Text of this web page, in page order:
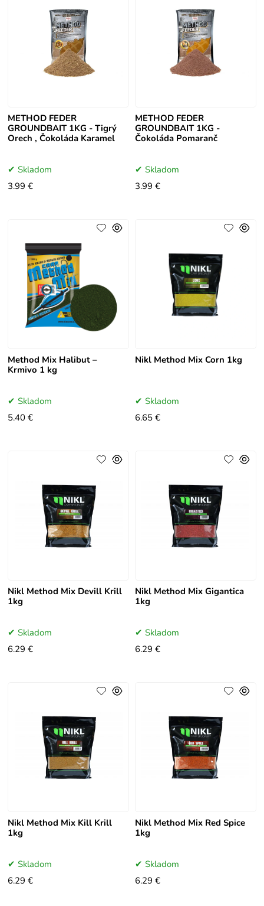
METHOD FEDER
GROUNDBAIT 1KG - Tigrý
Orech , Čokoláda Karamel
Skladom
3.99 €
METHOD FEDER
GROUNDBAIT 1KG -
Čokoláda Pomaranč
Skladom
3.99 €
Method Mix Halibut –
Krmivo 1 kg
Skladom
5.40 €
Nikl Method Mix Corn 1kg
Skladom
6.65 €
Nikl Method Mix Devill Krill
1kg
Skladom
6.29 €
Nikl Method Mix Gigantica
1kg
Skladom
6.29 €
Nikl Method Mix Kill Krill
1kg
Skladom
6.29 €
Nikl Method Mix Red Spice
1kg
Skladom
6.29 €